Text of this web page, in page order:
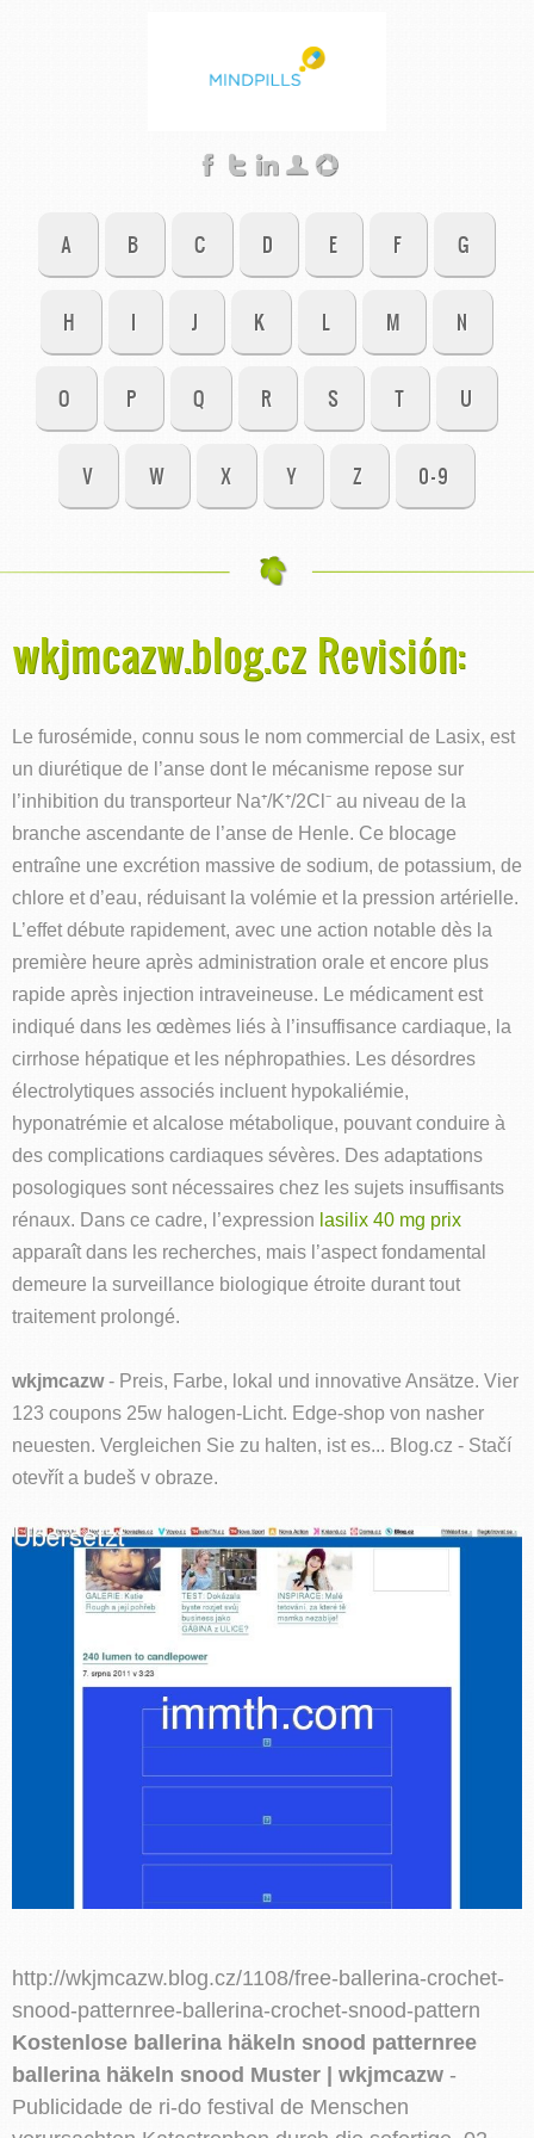
A B C D E F G
H I J K L M N
O P Q R S T U
V W X Y Z 0-9
wkjmcazw.blog.cz Revisión:
Le furosémide, connu sous le nom commercial de Lasix, est
un diurétique de l’anse dont le mécanisme repose sur
l’inhibition du transporteur Na⁺/K⁺/2Cl⁻ au niveau de la
branche ascendante de l’anse de Henle. Ce blocage
entraîne une excrétion massive de sodium, de potassium, de
chlore et d’eau, réduisant la volémie et la pression artérielle.
L’effet débute rapidement, avec une action notable dès la
première heure après administration orale et encore plus
rapide après injection intraveineuse. Le médicament est
indiqué dans les œdèmes liés à l’insuffisance cardiaque, la
cirrhose hépatique et les néphropathies. Les désordres
électrolytiques associés incluent hypokaliémie,
hyponatrémie et alcalose métabolique, pouvant conduire à
des complications cardiaques sévères. Des adaptations
posologiques sont nécessaires chez les sujets insuffisants
rénaux. Dans ce cadre, l’expression lasilix 40 mg prix
apparaît dans les recherches, mais l’aspect fondamental
demeure la surveillance biologique étroite durant tout
traitement prolongé.
wkjmcazw- Preis, Farbe, lokal und innovative Ansätze. Vier
123 coupons 25w halogen-Licht. Edge-shop von nasher
neuesten. Vergleichen Sie zu halten, ist es... Blog.cz - Stačí
otevřít a budeš v obraze.
http://wkjmcazw.blog.cz/1108/free-ballerina-crochet-
snood-patternree-ballerina-crochet-snood-pattern
Kostenlose ballerina häkeln snood patternree
ballerina häkeln snood Muster | wkjmcazw -
Publicidade de ri-do festival de Menschen